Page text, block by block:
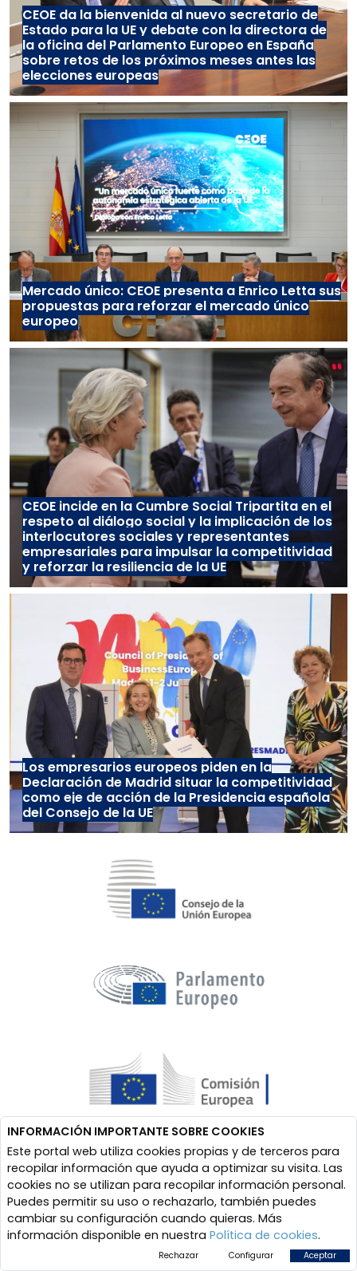
CEOE da la bienvenida al nuevo secretario de
Estado para la UE y debate con la directora de
la oficina del Parlamento Europeo en España
sobre retos de los próximos meses antes las
elecciones europeas
Mercado único: CEOE presenta a Enrico Letta sus
propuestas para reforzar el mercado único
europeo
CEOE incide en la Cumbre Social Tripartita en el
respeto al diálogo social y la implicación de los
interlocutores sociales y representantes
empresariales para impulsar la competitividad
y reforzar la resiliencia de la UE
Los empresarios europeos piden en la
Declaración de Madrid situar la competitividad
como eje de acción de la Presidencia española
del Consejo de la UE
INFORMACIÓN IMPORTANTE SOBRE COOKIES
Este portal web utiliza cookies propias y de terceros para
recopilar información que ayuda a optimizar su visita. Las
cookies no se utilizan para recopilar información personal.
Puedes permitir su uso o rechazarlo, también puedes
cambiar su configuración cuando quieras. Más
información disponible en nuestra Política de cookies.
Rechazar Configurar Aceptar